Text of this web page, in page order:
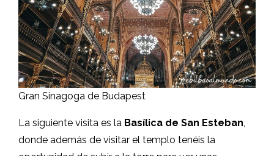
Gran Sinagoga de Budapest
La siguiente visita es la Basílica de San Esteban,
donde además de visitar el templo tenéis la